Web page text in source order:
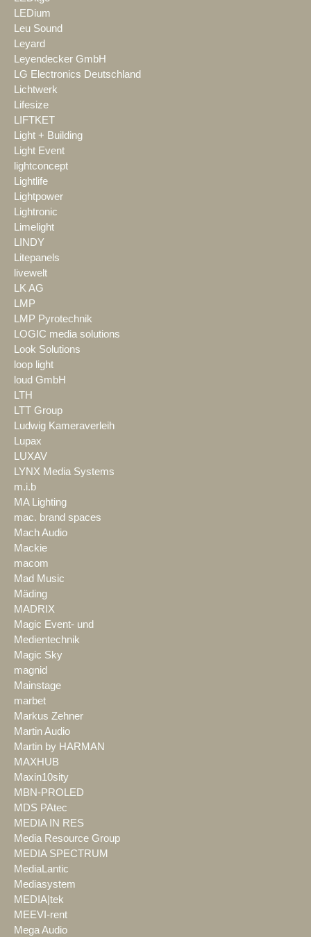
LEDium
Leu Sound
Leyard
Leyendecker GmbH
LG Electronics Deutschland
Lichtwerk
Lifesize
LIFTKET
Light + Building
Light Event
lightconcept
Lightlife
Lightpower
Lightronic
Limelight
LINDY
Litepanels
livewelt
LK AG
LMP
LMP Pyrotechnik
LOGIC media solutions
Look Solutions
loop light
loud GmbH
LTH
LTT Group
Ludwig Kameraverleih
Lupax
LUXAV
LYNX Media Systems
m.i.b
MA Lighting
mac. brand spaces
Mach Audio
Mackie
macom
Mad Music
Mäding
MADRIX
Magic Event- und
Medientechnik
Magic Sky
magnid
Mainstage
marbet
Markus Zehner
Martin Audio
Martin by HARMAN
MAXHUB
Maxin10sity
MBN-PROLED
MDS PAtec
MEDIA IN RES
Media Resource Group
MEDIA SPECTRUM
MediaLantic
Mediasystem
MEDIA|tek
MEEVI-rent
Mega Audio